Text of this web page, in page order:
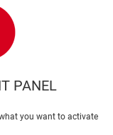
PANEL
you want to activate
domácích
lidské